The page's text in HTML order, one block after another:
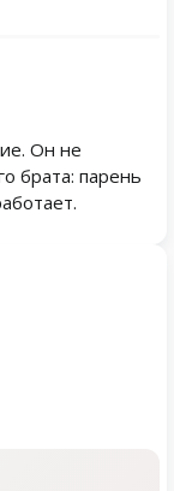
Он не
брата: парень